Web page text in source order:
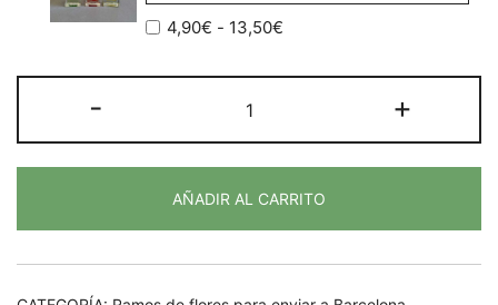
4,90€ - 13,50€Rango
precios:
4,90€
hasta
13,50€
-
DE
CAMPO
+
AÑADIR AL CARRITO